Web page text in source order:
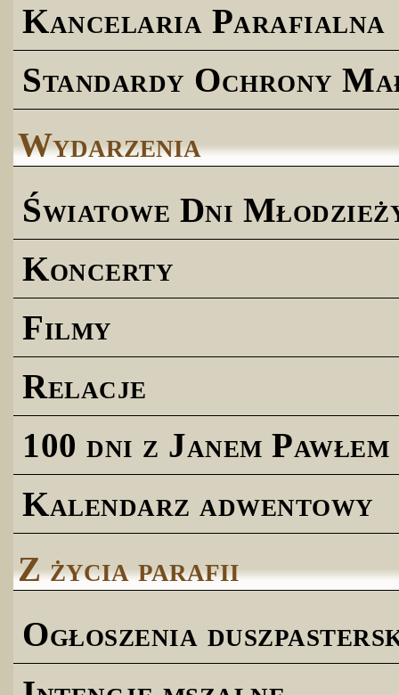
Kancelaria Parafialna
Standardy Ochrony
Wydarzenia
Światowe Dni
Koncerty
Filmy
Relacje
100 dni z Janem
Kalendarz adwentowy
Z życia parafii
Ogłoszenia